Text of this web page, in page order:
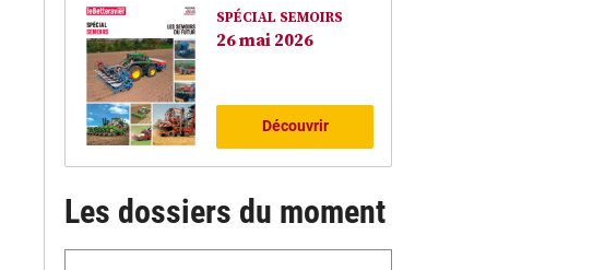
SPÉCIAL SEMOIRS
26 mai 2026
Découvrir
Les dossiers du moment